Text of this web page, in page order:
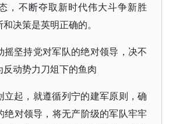
，不断夺取新时代伟大斗争新胜
决策是英明正确的。
摇坚持党对军队的绝对领导，决不
动势力刀俎下的鱼肉
立起，就遵循列宁的建军原则，确
绝对领导，将无产阶级的军队牢牢